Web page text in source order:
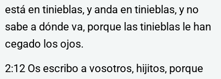
está en tinieblas, y anda en tinieblas, y no
sabe a dónde va, porque las tinieblas le han
cegado los ojos.
2:12 Os escribo a vosotros, hijitos, porque